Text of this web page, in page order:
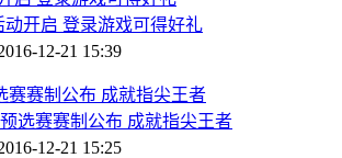
开启 登录游戏可得好礼
12-21 15:39
选赛赛制公布 成就指尖王者
12-21 15:25